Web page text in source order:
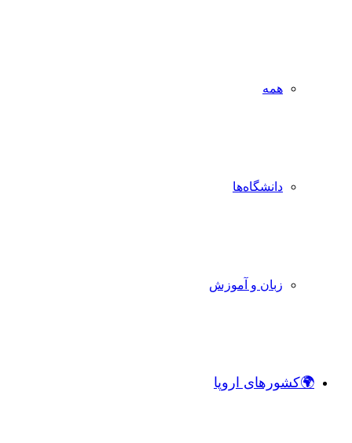
همه
دانشگاه‌ها
زبان و آموزش
🌍کشورهای اروپا